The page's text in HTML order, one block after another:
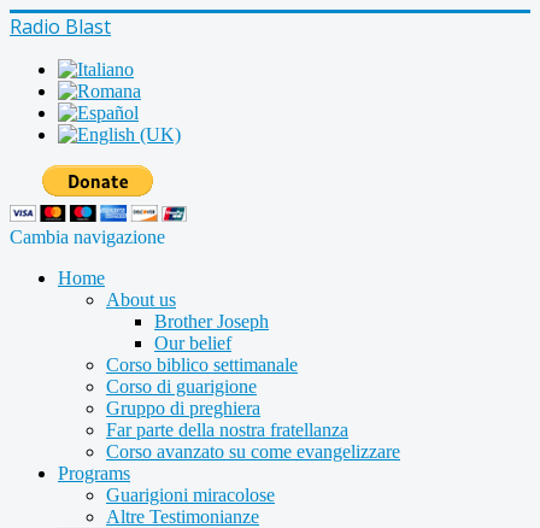
Radio Blast
Cambia navigazione
Home
About us
Brother Joseph
Our belief
Corso biblico settimanale
Corso di guarigione
Gruppo di preghiera
Far parte della nostra fratellanza
Corso avanzato su come evangelizzare
Programs
Guarigioni miracolose
Altre Testimonianze